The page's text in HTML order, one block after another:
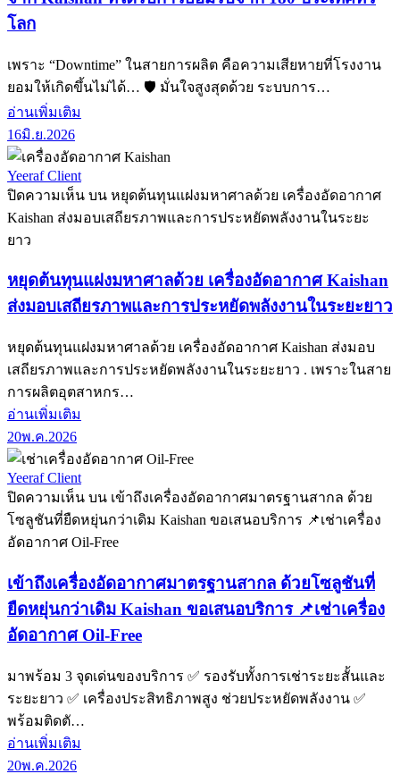
โลก
เพราะ “Downtime” ในสายการผลิต คือความเสียหายที่โรงงาน
ยอมให้เกิดขึ้นไม่ได้… 🛡️ มั่นใจสูงสุดด้วย ระบบการ…
อ่านเพิ่มเติม
16มิ.ย.2026
Yeeraf Client
ปิดความเห็น บน หยุดต้นทุนแฝงมหาศาลด้วย เครื่องอัดอากาศ
Kaishan ส่งมอบเสถียรภาพและการประหยัดพลังงานในระยะ
ยาว
หยุดต้นทุนแฝงมหาศาลด้วย เครื่องอัดอากาศ Kaishan
ส่งมอบเสถียรภาพและการประหยัดพลังงานในระยะยาว
หยุดต้นทุนแฝงมหาศาลด้วย เครื่องอัดอากาศ Kaishan ส่งมอบ
เสถียรภาพและการประหยัดพลังงานในระยะยาว . เพราะในสาย
การผลิตอุตสาหกร…
อ่านเพิ่มเติม
20พ.ค.2026
Yeeraf Client
ปิดความเห็น บน เข้าถึงเครื่องอัดอากาศมาตรฐานสากล ด้วย
โซลูชันที่ยืดหยุ่นกว่าเดิม Kaishan ขอเสนอบริการ 📌เช่าเครื่อง
อัดอากาศ Oil-Free
เข้าถึงเครื่องอัดอากาศมาตรฐานสากล ด้วยโซลูชันที่
ยืดหยุ่นกว่าเดิม Kaishan ขอเสนอบริการ 📌เช่าเครื่อง
อัดอากาศ Oil-Free
มาพร้อม 3 จุดเด่นของบริการ ✅ รองรับทั้งการเช่าระยะสั้นและ
ระยะยาว ✅ เครื่องประสิทธิภาพสูง ช่วยประหยัดพลังงาน ✅
พร้อมติดตั…
อ่านเพิ่มเติม
20พ.ค.2026